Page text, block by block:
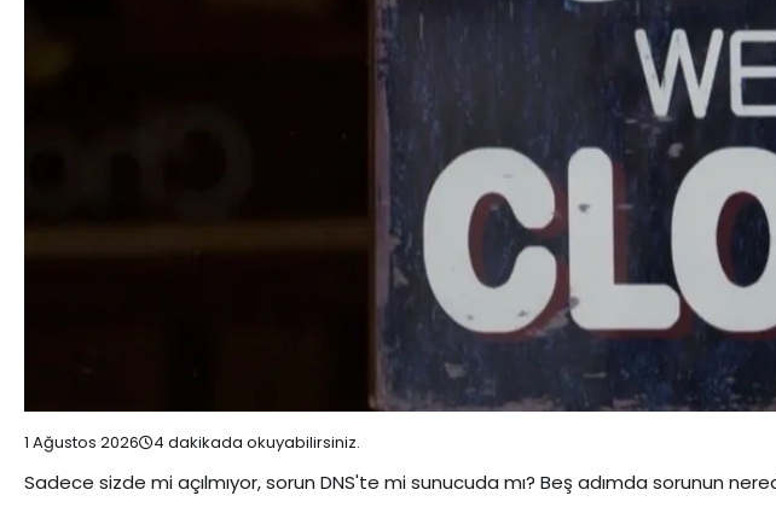
1 Ağustos 2026 4 dakikada okuyabilirsiniz.
Sadece sizde mi açılmıyor, sorun DNS'te mi sunucuda mı? Beş adımda sorunun